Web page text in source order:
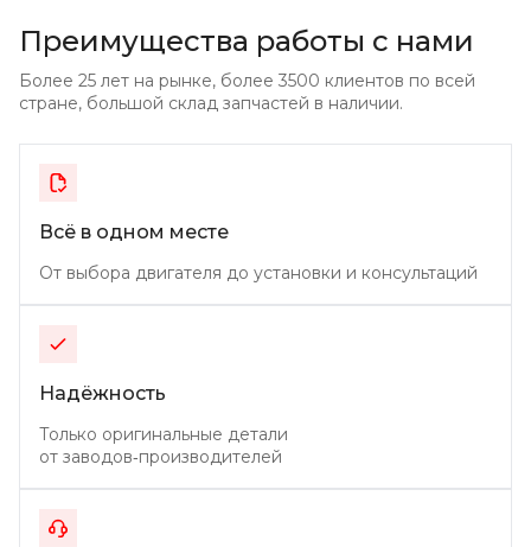
Преимущества работы с нами
Более 25 лет на рынке, более 3500 клиентов по всей
стране, большой склад запчастей в наличии.
Всё в одном месте
От выбора двигателя до установки и консультаций
Надёжность
Только оригинальные детали
от заводов‑производителей